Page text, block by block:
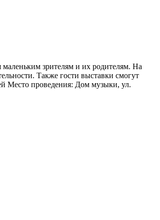
зрителям и их родителям. На
Также гости выставки смогут
Место проведения: Дом музыки, ул.